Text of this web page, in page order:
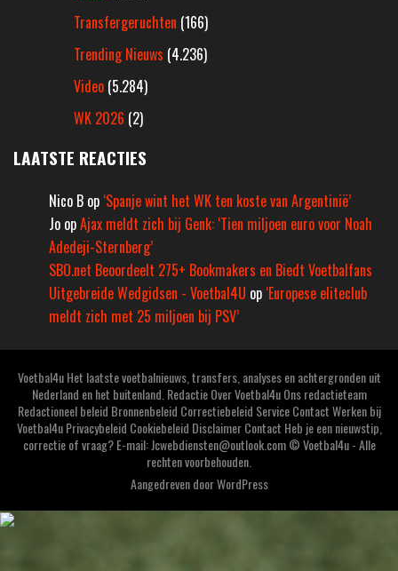
Transfergeruchten (166)
Trending Nieuws (4.236)
Video (5.284)
WK 2026 (2)
LAATSTE REACTIES
Nico B op ‘Spanje wint het WK ten koste van Argentinië’
Jo opAjax meldt zich bij Genk: ‘Tien miljoen euro voor Noah
Adedeji-Sternberg’
SBO.net Beoordeelt 275+ Bookmakers en Biedt Voetbalfans
Uitgebreide Wedgidsen - Voetbal4U op ‘Europese eliteclub
meldt zich met 25 miljoen bij PSV’
Voetbal4u Het laatste voetbalnieuws, transfers, analyses en achtergronden uit
Nederland en het buitenland. Redactie Over Voetbal4u Ons redactieteam
Redactioneel beleid Bronnenbeleid Correctiebeleid Service Contact Werken bij
Voetbal4u Privacybeleid Cookiebeleid Disclaimer Contact Heb je een nieuwstip,
correctie of vraag? E-mail: Jcwebdiensten@outlook.com © Voetbal4u - Alle
rechten voorbehouden.
Aangedreven doorWordPress